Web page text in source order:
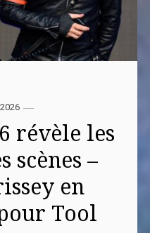
révèle les
scènes –
en
Tool